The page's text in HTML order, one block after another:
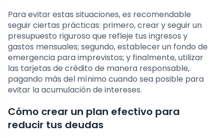
Para evitar estas situaciones, es recomendable
seguir ciertas prácticas: primero, crear y seguir un
presupuesto riguroso que refleje tus ingresos y
gastos mensuales; segundo, establecer un fondo de
emergencia para imprevistos; y finalmente, utilizar
las tarjetas de crédito de manera responsable,
pagando más del mínimo cuando sea posible para
evitar la acumulación de intereses.
Cómo crear un plan efectivo para
reducir tus deudas